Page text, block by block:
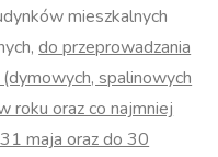
mieszkalnych
do przeprowadzania
spalinowych
roku oraz co najmniej
maja oraz do 30